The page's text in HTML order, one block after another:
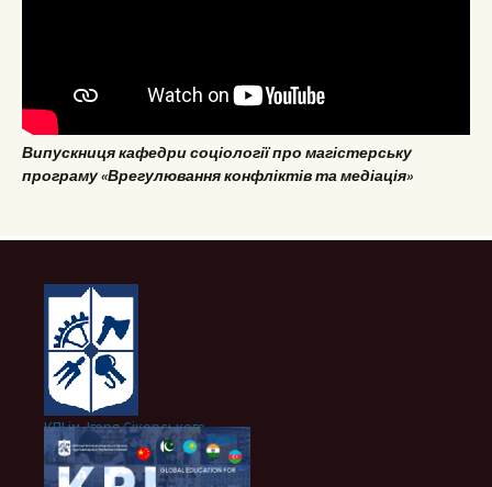
Випускниця кафедри соціології про магістерську
програму «Врегулювання конфліктів та медіація»
КПІ ім. Ігоря Сікорського